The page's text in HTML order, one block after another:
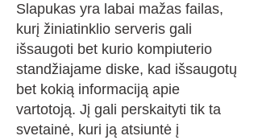
Slapukas yra labai mažas failas,
kurį žiniatinklio serveris gali
išsaugoti bet kurio kompiuterio
standžiajame diske, kad išsaugotų
bet kokią informaciją apie
vartotoją. Jį gali perskaityti tik ta
svetainė, kuri ją atsiuntė į